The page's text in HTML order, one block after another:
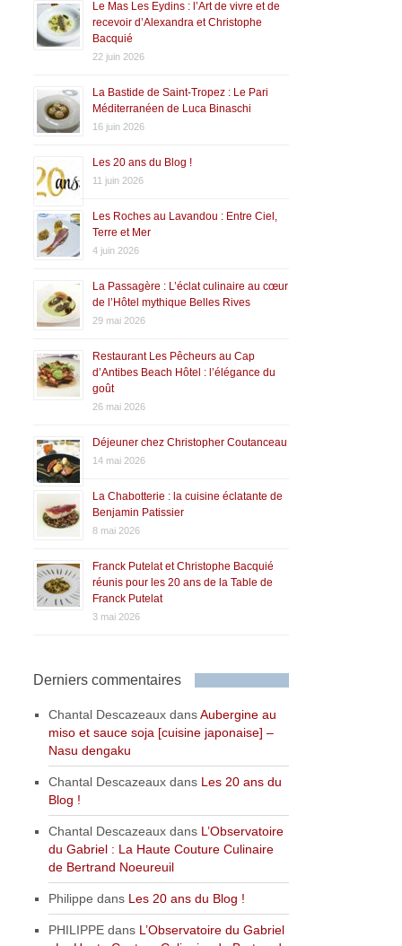
Le Mas Les Eydins : l’Art de vivre et de
recevoir d’Alexandra et Christophe
Bacquié
22 juin 2026
La Bastide de Saint-Tropez : Le Pari
Méditerranéen de Luca Binaschi
16 juin 2026
Les 20 ans du Blog !
11 juin 2026
Les Roches au Lavandou : Entre Ciel,
Terre et Mer
4 juin 2026
La Passagère : L’éclat culinaire au cœur
de l’Hôtel mythique Belles Rives
29 mai 2026
Restaurant Les Pêcheurs au Cap
d’Antibes Beach Hôtel : l’élégance du
goût
26 mai 2026
Déjeuner chez Christopher Coutanceau
14 mai 2026
La Chabotterie : la cuisine éclatante de
Benjamin Patissier
8 mai 2026
Franck Putelat et Christophe Bacquié
réunis pour les 20 ans de la Table de
Franck Putelat
3 mai 2026
Derniers commentaires
Chantal Descazeaux dansAubergine au
miso et sauce soja [cuisine japonaise] –
Nasu dengaku
Chantal Descazeaux dans Les 20 ans du
Blog !
Chantal Descazeaux dans L’Observatoire
du Gabriel : La Haute Couture Culinaire
de Bertrand Noeureuil
Philippe dans Les 20 ans du Blog !
PHILIPPE dans L’Observatoire du Gabriel